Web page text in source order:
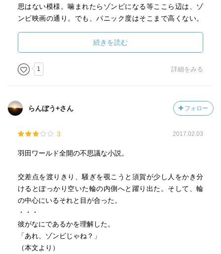
沢山の文脈、そして、日本人の文脈への依存・・・そもそ
を重視してきた自分にとっては、少しショックだったし、
るなら、クリエイターの部分として身につまされ、そして
ただこの作品、これこそが「ゾンビ」という文脈を下敷
と思った。純粋に「おぉ、羽田圭介がゾンビものを書いた
いう文脈を期待した読者にとってはマイナスな展開だろう
なぁ。逆に言語や文化の違いを楽しめるような読者からす
ると、「おぉ、そうきたか」というニヤリとした感覚、湧
き上がると思う。読み手を選ぶ作品だよね。自分は両方と
も楽しめる立場だったからよかったよ。
最後に本作品で文脈に苦しむクリエイターの箇所、それ
を全て「トーストマスターズクラブのコンテストスピー
思はない模様。噛まれたらゾンビになる等ここら辺は、ゾ
ンビ映画の通り。でも、パニック度はそこまで高くない。
では「ああ。最近ゾンビいますよね」程度に落ち着いてま
す。噛み付こうとするけどふらふらしてるから避けれるな
ら大して気にしない人々、なんでや？となる設定です。な
ので、パニック系を期待して読むと萎える可能性がありま
きのあれこれなので、パニック度は更に薄まってる印象で
編集者の須賀が、作家Kに心の中で言い放つ「あんた、まだ
生きているつもりなのか？」は、随分売れてないのに自分
かも受賞当時を忘れられず)と思っていることへの痛烈な皮
肉は、強烈です。この須賀、作家Kを始め、久しぶりに小説
を発表した美人作家の桃咲カヲル、家族で北へ逃げる小説
続きを読む
1 詳細をみる
らんぼう+さん フォロー
3 2017.02.03
羽田ワールド全開の不思議な小説。
交差点を渡りきり、騒ぎを覗こうと須賀が少し人をかき分
けるとぽっかり空いた輪の内側へと躍り出た。そして、輪
の中心にいるそれと目が合った。
・・・
彼がなにであるかを理解した。
「あれ、ゾンビじゃね？」
（本文より）